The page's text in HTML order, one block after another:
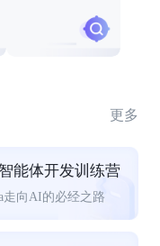
更多
能体开发训练营
走向AI的必经之路